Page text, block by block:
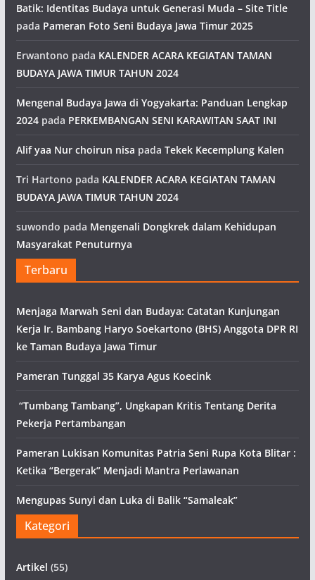
Batik: Identitas Budaya untuk Generasi Muda – Site Title
pada Pameran Foto Seni Budaya Jawa Timur 2025
Erwantono pada KALENDER ACARA KEGIATAN TAMAN
BUDAYA JAWA TIMUR TAHUN 2024
Mengenal Budaya Jawa di Yogyakarta: Panduan Lengkap
2024pada PERKEMBANGAN SENI KARAWITAN SAAT INI
Alif yaa Nur choirun nisa pada Tekek Kecemplung Kalen
Tri Hartono pada KALENDER ACARA KEGIATAN TAMAN
BUDAYA JAWA TIMUR TAHUN 2024
suwondo pada Mengenali Dongkrek dalam Kehidupan
Masyarakat Penuturnya
Terbaru
Menjaga Marwah Seni dan Budaya: Catatan Kunjungan
Kerja Ir. Bambang Haryo Soekartono (BHS) Anggota DPR RI
ke Taman Budaya Jawa Timur
Pameran Tunggal 35 Karya Agus Koecink
“Tumbang Tambang”, Ungkapan Kritis Tentang Derita
Pekerja Pertambangan
Pameran Lukisan Komunitas Patria Seni Rupa Kota Blitar :
Ketika “Bergerak” Menjadi Mantra Perlawanan
Mengupas Sunyi dan Luka di Balik “Samaleak”
Kategori
Artikel (55)